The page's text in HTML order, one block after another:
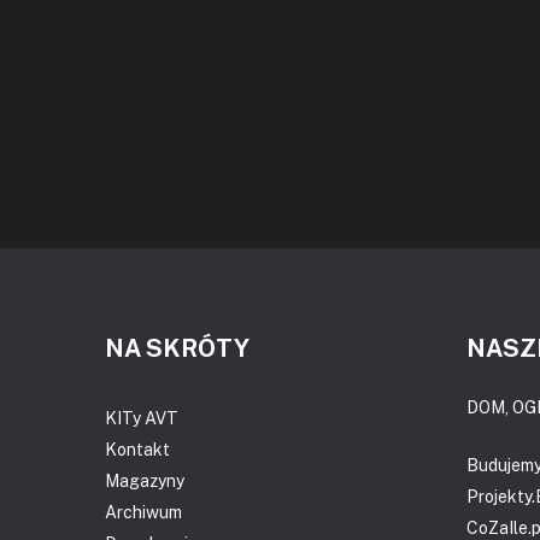
NA SKRÓTY
KITy AVT
Kontakt
Magazyny
Archiwum
DOM,